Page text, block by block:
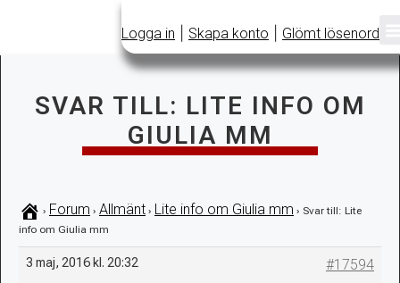
Logga in Skapa konto Glömt lösenord
SVAR TILL: LITE INFO OM
GIULIA MM
› Forum › Allmänt › Lite info om Giulia mm › Svar till: Lite
info om Giulia mm
3 maj, 2016 kl. 20:32
#17594